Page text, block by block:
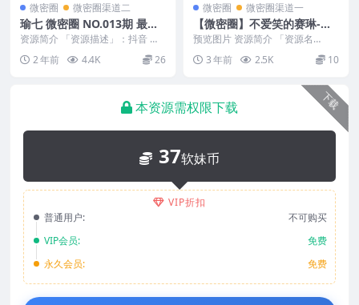
微密圈 微密圈渠道二
瑜七 微密圈 NO.013期 最新
至：2024.8.5
资源简介 「资源描述」：抖音 瑜
七 微密圈 NO.013期 【18P2V】最
新至...2 年前 4.4K 26
微密圈 微密圈渠道一
【微密圈】不爱笑的赛琳-合
集[103P27V-220MB]
预览图片 资源简介 「资源名
称」：【微密圈】不爱笑的赛琳-
合集[103P27V-...
3 年前 2.5K 10
下载
本资源需权限下载
37软妹币
VIP折扣
普通用户:
不可购买
VIP会员:
免费
永久会员:
免费